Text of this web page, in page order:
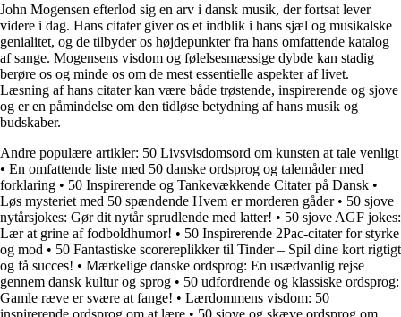
John Mogensen efterlod sig en arv i dansk musik, der fortsat lever
videre i dag. Hans citater giver os et indblik i hans sjæl og musikalske
genialitet, og de tilbyder os højdepunkter fra hans omfattende katalog
af sange. Mogensens visdom og følelsesmæssige dybde kan stadig
berøre os og minde os om de mest essentielle aspekter af livet.
Læsning af hans citater kan være både trøstende, inspirerende og sjove
og er en påmindelse om den tidløse betydning af hans musik og
budskaber.
Andre populære artikler: 50 Livsvisdomsord om kunsten at tale venligt
• En omfattende liste med 50 danske ordsprog og talemåder med
forklaring • 50 Inspirerende og Tankevækkende Citater på Dansk •
Løs mysteriet med 50 spændende Hvem er morderen gåder• 50 sjove
nytårsjokes: Gør dit nytår sprudlende med latter! • 50 sjove AGF jokes:
Lær at grine af fodboldhumor! • 50 Inspirerende 2Pac-citater for styrke
og mod • 50 Fantastiske scorereplikker til Tinder – Spil dine kort rigtigt
og få succes! • Mærkelige danske ordsprog: En usædvanlig rejse
gennem dansk kultur og sprog • 50 udfordrende og klassiske ordsprog:
Gamle ræve er svære at fange! • Lærdommens visdom: 50
inspirerende ordsprog om at lære • 50 sjove og skæve ordsprog om